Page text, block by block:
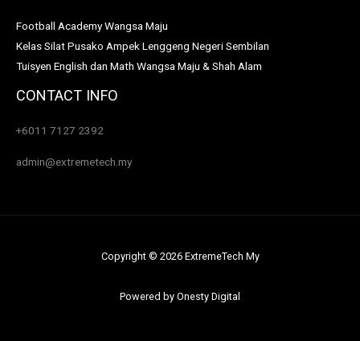
Football Academy Wangsa Maju
Kelas Silat Pusako Ampek Lenggeng Negeri Sembilan
Tuisyen English dan Math Wangsa Maju & Shah Alam
CONTACT INFO
+6011 7127 2392
admin@extremetech.my
Copyright © 2026 ExtremeTech My
Powered by Onesty Digital